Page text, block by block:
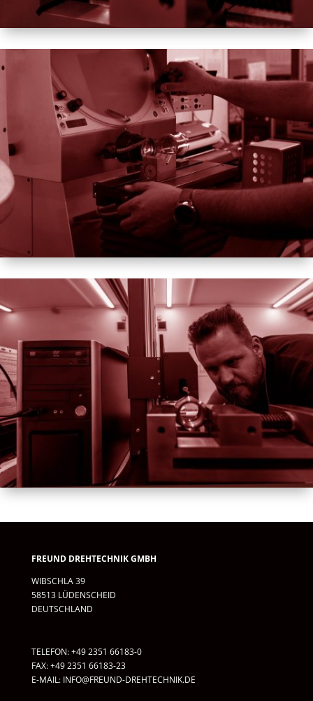
FREUND DREHTECHNIK GMBH
WIBSCHLA 39
58513 LÜDENSCHEID
DEUTSCHLAND
TELEFON: +49 2351 66183-0
FAX: +49 2351 66183-23
E-MAIL: INFO@FREUND-DREHTECHNIK.DE